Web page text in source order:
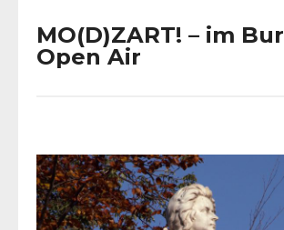
MO(D)ZART! – im
Open Air